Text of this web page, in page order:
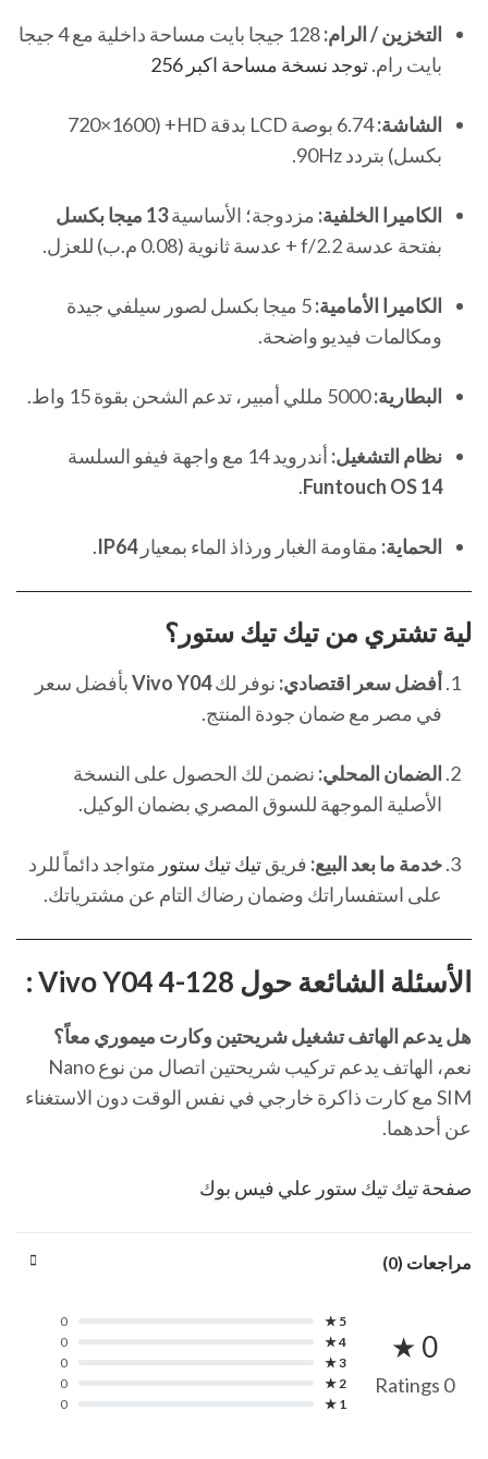
التخزين / الرام:
128 جيجا بايت مساحة داخلية مع 4 جيجا
بايت رام.توجد نسخة مساحة اكبر 256
الشاشة:
6.74 بوصة LCD بدقة HD+ (720×1600
بكسل) بتردد 90Hz.
الكاميرا الخلفية: مزدوجة؛ الأساسية13 ميجا بكسل
بفتحة عدسة f/2.2 + عدسة ثانوية (0.08 م.ب) للعزل.
الكاميرا الأمامية:
5 ميجا بكسل لصور سيلفي جيدة
ومكالمات فيديو واضحة.
البطارية:5000 مللي أمبير، تدعم الشحن بقوة 15 واط.
نظام التشغيل: أندرويد 14 مع واجهة فيفو السلسة
Funtouch OS 14
.
الحماية: مقاومة الغبار ورذاذ الماء بمعيارIP64
.
لية تشتري من تيك تيك ستور ؟
أفضل سعر اقتصادي: نوفر لكVivo Y04بأفضل سعر
في مصر مع ضمان جودة المنتج.
الضمان المحلي: نضمن لك الحصول على النسخة
الأصلية الموجهة للسوق المصري بضمان الوكيل.
خدمة ما بعد البيع: فريقتيك تيك ستور متواجد دائماً للرد
على استفساراتك وضمان رضاك التام عن مشترياتك.
الأسئلة الشائعة حول Vivo Y04 4-128 :
هل يدعم الهاتف تشغيل شريحتين وكارت ميموري معاً؟
نعم، الهاتف يدعم تركيب شريحتين اتصال من نوع Nano
SIM مع كارت ذاكرة خارجي في نفس الوقت دون الاستغناء
عن أحدهما.
صفحة تيك تيك ستور علي فيس بوك
مراجعات (0)
0 ★
0 Ratings
5 ★
0
4 ★
0
3 ★
0
2 ★
0
1 ★
0